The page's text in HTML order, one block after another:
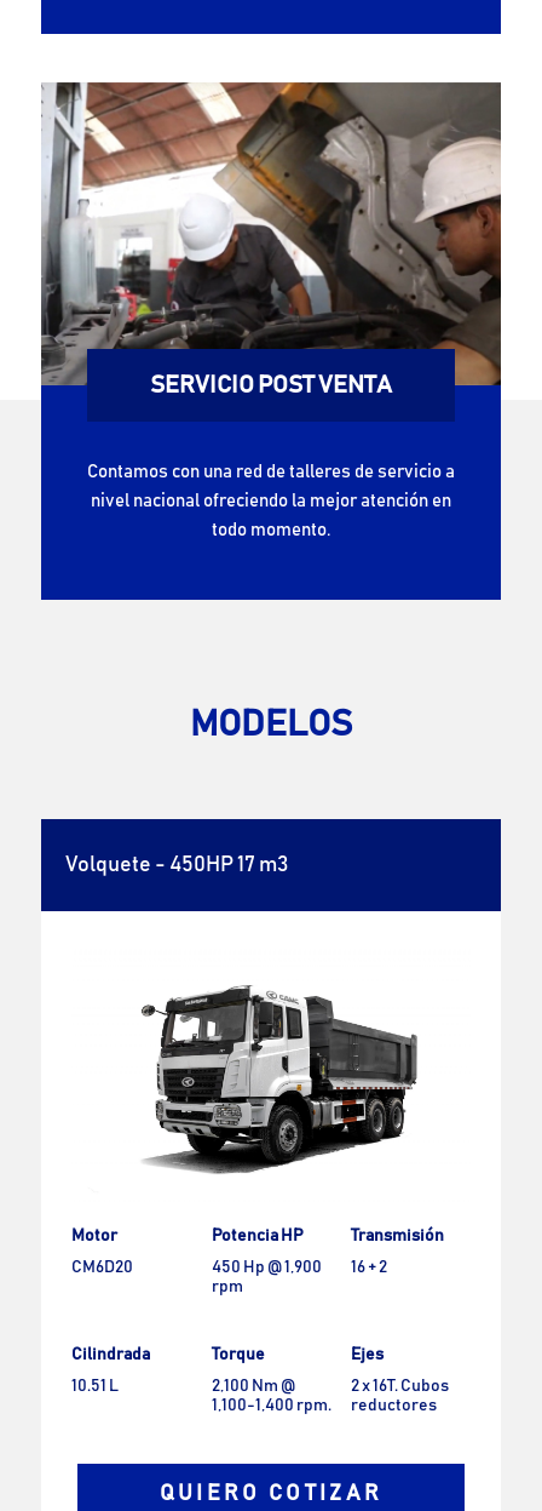
SERVICIO POST VENTA
Contamos con una red de talleres de servicio a
nivel nacional ofreciendo la mejor atención en
todo momento.
MODELOS
Volquete - 450HP 17 m3
Motor
CM6D20
Potencia HP
450 Hp @ 1,900
rpm
Transmisión
16 + 2
Cilindrada
10.51 L
Torque
2,100 Nm @
1,100-1,400 rpm.
Ejes
2 x 16T. Cubos
reductores
QUIERO COTIZAR